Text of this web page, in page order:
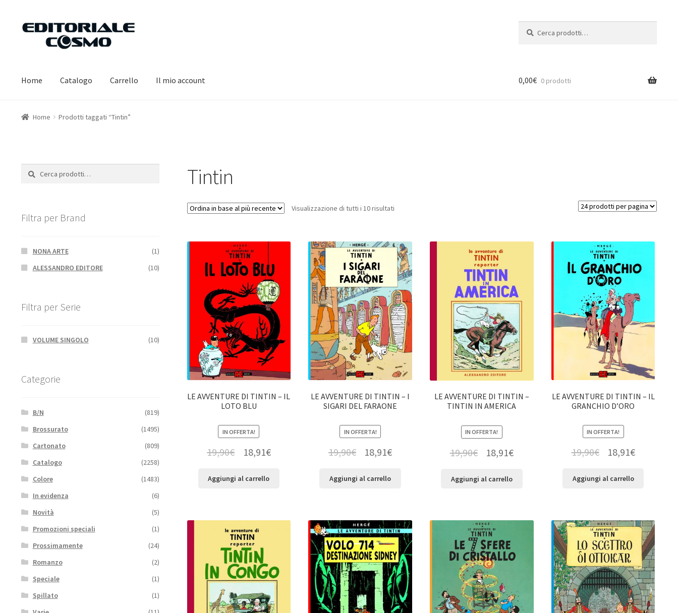
Vai
navigazione
Vai
Home Catalogo Carrello Il mio account 0,00€ 0 prodotti
Home Prodotti taggati “Tintin”
Tintin
Visualizzazione di tutti i 10 risultati
LE AVVENTURE DI TINTIN – IL
LOTO BLU
IN OFFERTA!
19,90€ 18,91€
Aggiungi al carrello
LE AVVENTURE DI TINTIN – I
SIGARI DEL FARAONE
IN OFFERTA!
19,90€ 18,91€
Aggiungi al carrello
LE AVVENTURE DI TINTIN –
TINTIN IN AMERICA
IN OFFERTA!
19,90€ 18,91€
Aggiungi al carrello
LE AVVENTURE DI TINTIN – IL
GRANCHIO D’ORO
IN OFFERTA!
19,90€ 18,91€
Aggiungi al carrello
Cerca:
Cerca
Filtra per Brand
NONA ARTE
(1)
ALESSANDRO EDITORE
(10)
Filtra per Serie
VOLUME SINGOLO (10)
Categorie
B/N
(819)
Brossurato
(1495)
Cartonato
(809)
Catalogo
(2258)
Colore
(1483)
In evidenza
(6)
Novità
(5)
Promozioni speciali
(1)
Prossimamente
(24)
Romanzo
(2)
Speciale
(1)
Spillato
(1)